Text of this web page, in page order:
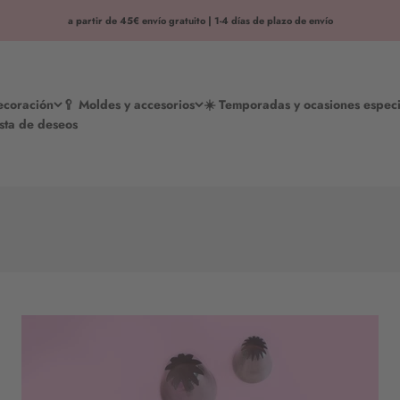
a partir de 45€ envío gratuito | 1-4 días de plazo de envío
🥄 Moldes y accesorios ☀️ Temporadas y ocasiones
de deseos